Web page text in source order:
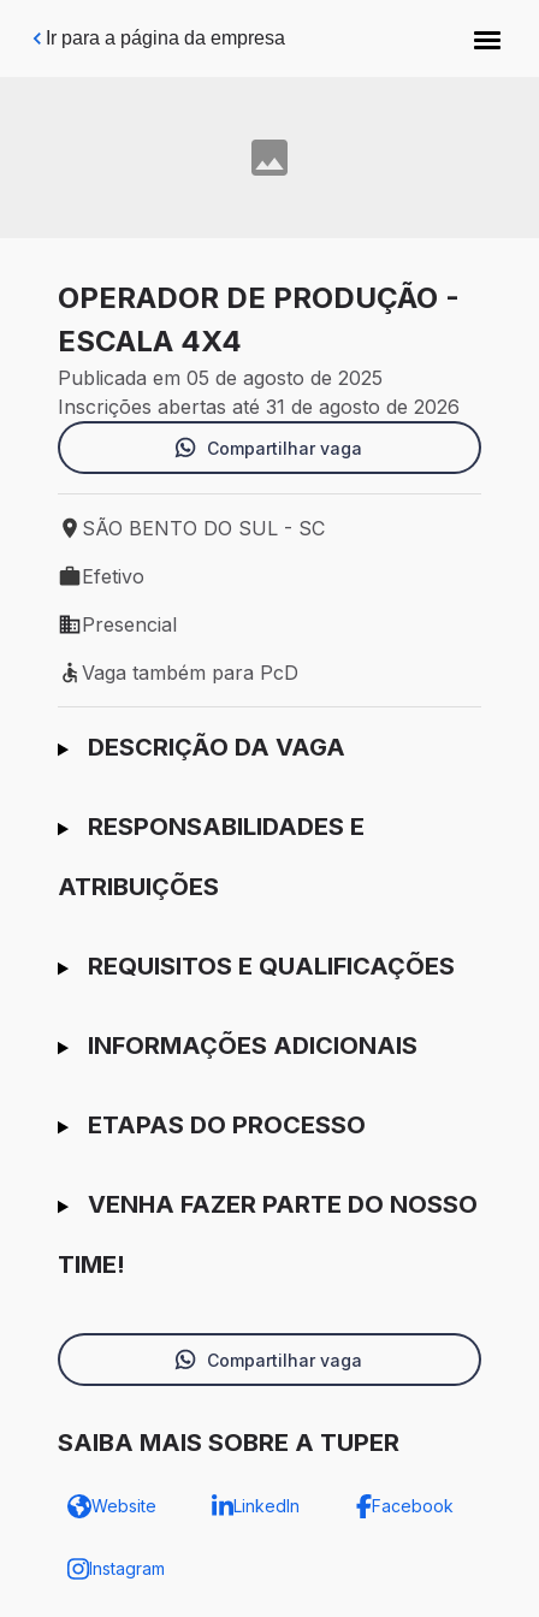
Pular para o conteúdo principal
Ir para a página da empresa
OPERADOR DE PRODUÇÃO -
ESCALA 4X4
Publicada em 05 de agosto de 2025
Inscrições abertas até 31 de agosto de 2026
Compartilhar vaga
Local de trabalho: SÃO BENTO DO SUL - SC
SÃO BENTO DO SUL - SC
Tipo de vaga: Efetivo
Efetivo
Modelo de trabalho: Presencial
Presencial
Vaga também para PcD
Vaga também para PcD
Ir para candidatura
DESCRIÇÃO DA VAGA
RESPONSABILIDADES E
ATRIBUIÇÕES
REQUISITOS E QUALIFICAÇÕES
INFORMAÇÕES ADICIONAIS
ETAPAS DO PROCESSO
VENHA FAZER PARTE DO NOSSO
TIME!
Compartilhar vaga
SAIBA MAIS SOBRE A TUPER
Website LinkedIn Facebook
Instagram